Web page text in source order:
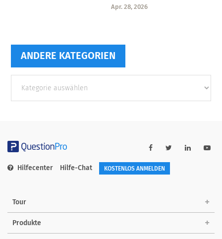
Apr. 28, 2026
ANDERE KATEGORIEN
Kategorien
Hilfecenter Hilfe-Chat KOSTENLOS ANMELDEN
Tour
Produkte